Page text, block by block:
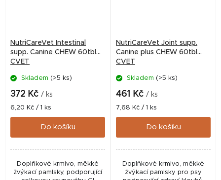
NutriCareVet Intestinal
supp. Canine CHEW 60tbl
CVET
Skladem (>5 ks)
372 Kč / ks
Měrná
cena:
6,20 Kč / 1 ks
Do košíku
Doplňkové krmivo, měkké
žvýkací pamlsky, podporující
NutriCareVet Joint supp.
Canine plus CHEW 60tbl
CVET
Skladem (>5 ks)
461 Kč / ks
Měrná
cena:
7,68 Kč / 1 ks
Do košíku
Doplňkové krmivo, měkké
žvýkací pamlsky pro psy